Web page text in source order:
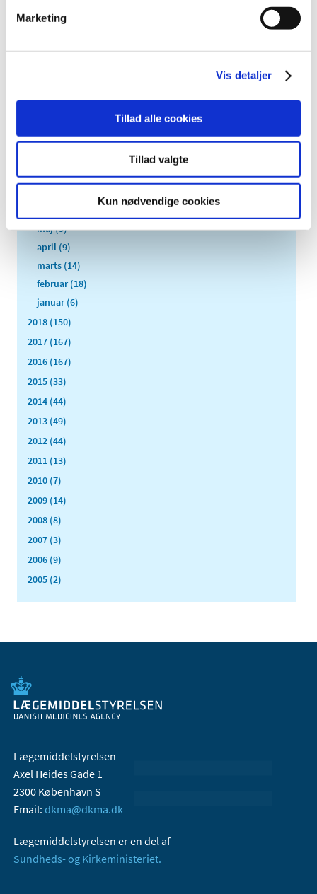
Marketing
Vis detaljer
Tillad alle cookies
Tillad valgte
Kun nødvendige cookies
2022 (197)
december (11)
oktober (20)
august (10)
maj (5)
april (9)
marts (14)
februar (18)
januar (6)
2018 (150)
2017 (167)
2016 (167)
2015 (33)
2014 (44)
2013 (49)
2012 (44)
2011 (13)
2010 (7)
2009 (14)
2008 (8)
2007 (3)
2006 (9)
2005 (2)
Lægemiddelstyrelsen
Axel Heides Gade 1
2300 København S
Email: dkma@dkma.dk
Lægemiddelstyrelsen er en del af
Sundheds- og Kirkeministeriet.